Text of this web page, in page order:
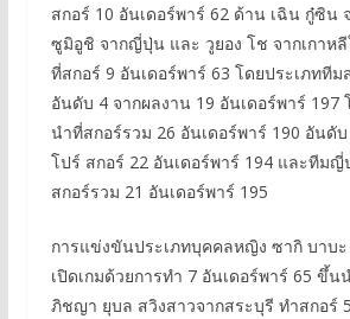
สกอร์ 10 อันเดอร์พาร์ 62 ด้าน เฉิน กู๋ซิน
ซูมิอูชิ จากญี่ปุ่น และ วูยอง โช จากเกาห
ที่สกอร์ 9 อันเดอร์พาร์ 63 โดยประเภททีม
อันดับ 4 จากผลงาน 19 อันเดอร์พาร์ 197
นำที่สกอร์รวม 26 อันเดอร์พาร์ 190 อันดั
โปร์ สกอร์ 22 อันเดอร์พาร์ 194 และทีม
สกอร์รวม 21 อันเดอร์พาร์ 195
การแข่งขันประเภทบุคคลหญิง ซากิ บาบ
เปิดเกมด้วยการทำ 7 อันเดอร์พาร์ 65 ขึ้น
ภิชญา ยุบล สวิงสาวจากสระบุรี ทำสกอร์